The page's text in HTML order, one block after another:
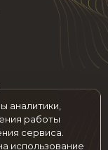
аналитики,
работы
сервиса.
использование